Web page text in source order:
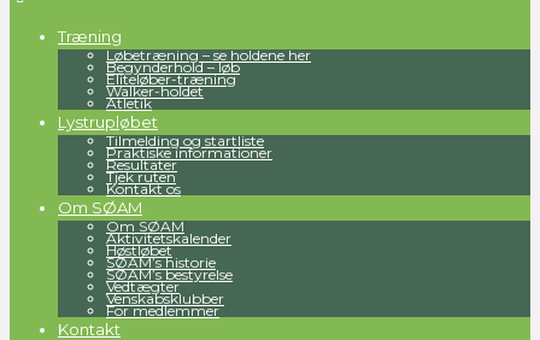
Træning
Løbetræning – se holdene her
Begynderhold – løb
Eliteløber-træning
Walker-holdet
Atletik
Lystrupløbet
Tilmelding og startliste
Praktiske informationer
Resultater
Tjek ruten
Kontakt os
Om SØAM
Om SØAM
Aktivitetskalender
Høstløbet
SØAM’s historie
SØAM’s bestyrelse
Vedtægter
Venskabsklubber
For medlemmer
Kontakt